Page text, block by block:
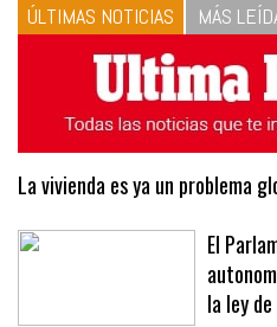
ÚLTIMAS NOTICIAS MÁS
La vivienda es ya un problema
El
la ley